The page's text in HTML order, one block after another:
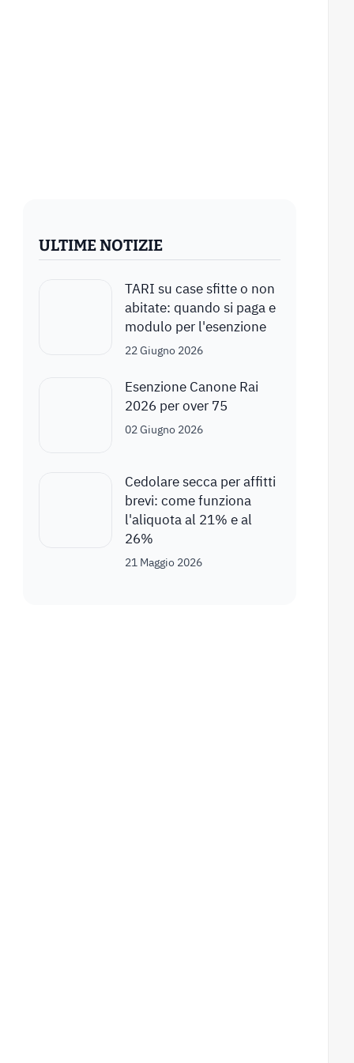
ULTIME NOTIZIE
TARI su case sfitte o non
abitate: quando si paga e
modulo per l'esenzione
22 Giugno 2026
Esenzione Canone Rai
2026 per over 75
02 Giugno 2026
Cedolare secca per affitti
brevi: come funziona
l'aliquota al 21% e al
26%
21 Maggio 2026